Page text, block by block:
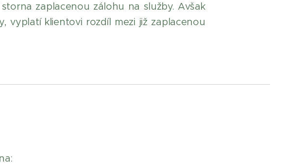
zaplacenou zálohu na služby. Avšak
vyplatí klientovi rozdíl mezi již zaplacenou